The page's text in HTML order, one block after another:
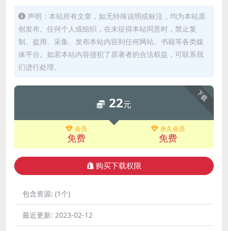
声明：本站所有文章，如无特殊说明或标注，均为本站原
创发布。任何个人或组织，在未征得本站同意时，禁止复
制、盗用、采集、发布本站内容到任何网站、书籍等各类媒
体平台。如若本站内容侵犯了原著者的合法权益，可联系我
们进行处理。
下载
22元
会员
免费
永久会员
免费
购买下载权限
包含资源: (1个)
最近更新: 2023-02-12